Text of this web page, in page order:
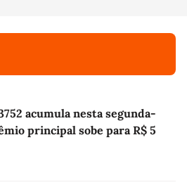
acumula nesta segunda-
principal sobe para R$ 5